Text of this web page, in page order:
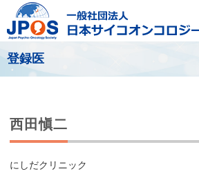
登録医
西田愼二
にしだクリニック